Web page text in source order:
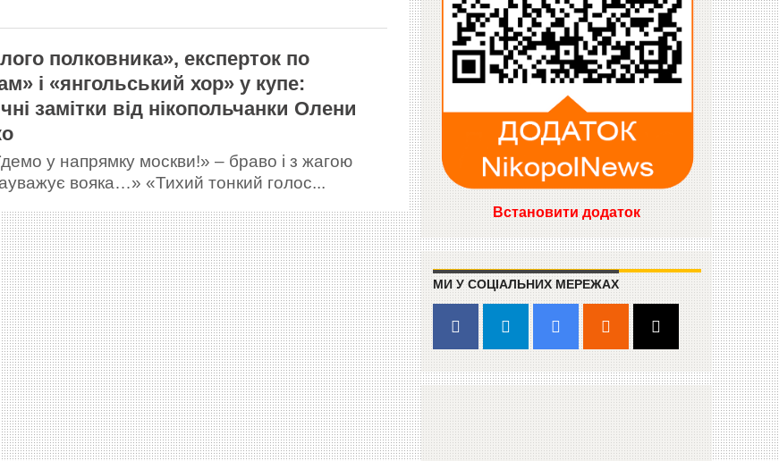
полковника», експерток по
і «янгольський хор» у купе:
замітки від нікопольчанки Олени
у напрямку москви!» – браво і з жагою
вояка…» «Тихий тонкий голос...
Встановити додаток
МИ У СОЦІАЛЬНИХ МЕРЕЖАХ